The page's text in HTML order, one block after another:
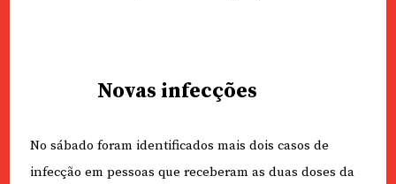
Novas infecções
No sábado foram identificados mais dois casos de
infecção em pessoas que receberam as duas doses da